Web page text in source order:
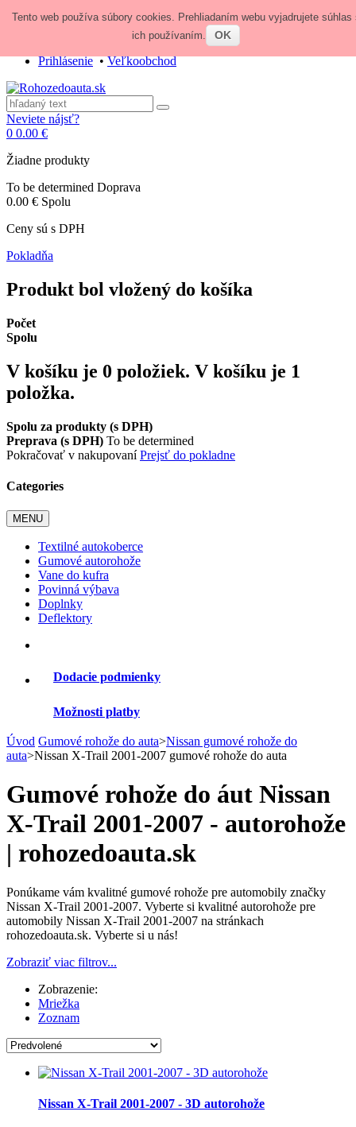
Zavolajte nám:+421 948 84 64 64
obchod@rohozedoauta.sk
Prihlásenie•Veľkoobchod
Neviete nájsť?
0 0.00 €
Žiadne produkty
To be determined Doprava
0.00 € Spolu
Ceny sú s DPH
Pokladňa
Produkt bol vložený do košíka
Počet
Spolu
V košíku je 0 položiek. V košíku je 1
položka.
Spolu za produkty (s DPH)
Preprava (s DPH) To be determined
Pokračovať v nakupovaníPrejsť do pokladne
Categories
MENU
Textilné autokoberce
Gumové autorohože
Vane do kufra
Povinná výbava
Doplnky
Deflektory
Dodacie podmienky
Možnosti platby
Úvod Gumové rohože do auta>Nissan gumové rohože do
auta>Nissan X-Trail 2001-2007 gumové rohože do auta
Gumové rohože do áut Nissan
X-Trail 2001-2007 - autorohože
| rohozedoauta.sk
Ponúkame vám kvalitné gumové rohože pre automobily značky
Nissan X-Trail 2001-2007. Vyberte si kvalitné autorohože pre
automobily Nissan X-Trail 2001-2007 na stránkach
rohozedoauta.sk. Vyberte si u nás!
Zobraziť viac filtrov...
Zobrazenie:
Mriežka
Zoznam
Nissan X-Trail 2001-2007 - 3D autorohože
Tento web používa súbory cookies. Prehliadaním webu vyjadrujete súhlas
ich používaním.
OK